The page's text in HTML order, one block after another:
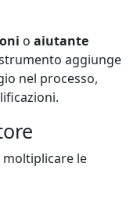
o aiutante
aggiunge
nel processo,
moltiplicare le